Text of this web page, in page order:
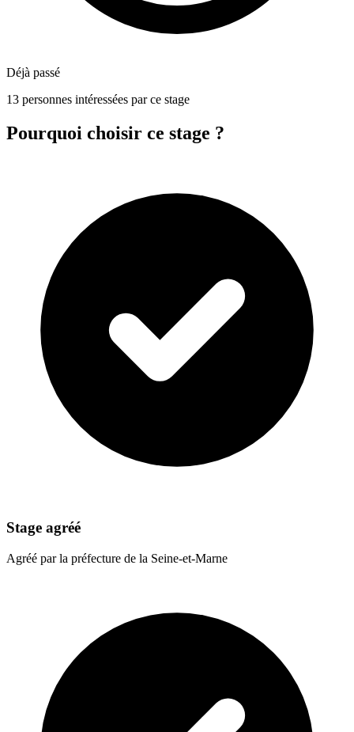
Déjà passé
13 personnes intéressées par ce stage
Pourquoi choisir ce stage ?
Stage agréé
Agréé par la préfecture de la Seine-et-Marne